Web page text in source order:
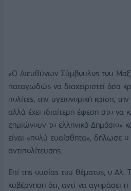
«Ο Διευθύνων Σύμβουλος του
παταγωδώς να διαχειριστεί όσα
πολίτες, την υγειονομική κρίση,
αλλά έχει ιδιαίτερη έφεση στο να
ζημιώνουν το ελληνικό Δημόσιο»
είναι «πολύ ευαίσθητα», δήλωσε
αντιπολίτευσης.
Επί της ουσίας του θέματος, ο Αλ.
κυβέρνηση ότι, αντί να αγοράσει η